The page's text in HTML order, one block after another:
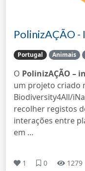
PolinizAÇÃO
Portugal Animais
O PolinizAÇÃO –
um projeto criado
Biodiversity4All/
recolher registos
interações entre
em …
1 0 1279